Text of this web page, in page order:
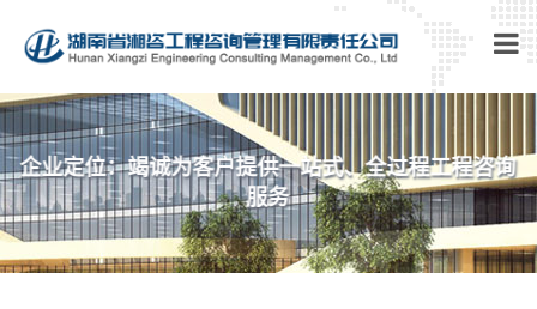
企业定位：竭诚为客户提供一站式、全过程工程咨询
服务